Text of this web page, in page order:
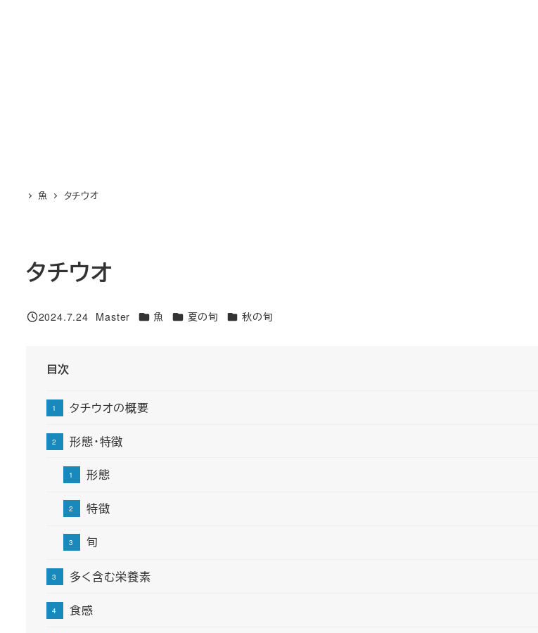
魚 タチウオ
タチウオ
投稿日
2024.7.24
著
Master カテゴリー
魚 カテゴリー
夏の旬 カテゴリー
秋の旬
目次
タチウオの概要
形態・特徴
形態
特徴
旬
多く含む栄養素
食感